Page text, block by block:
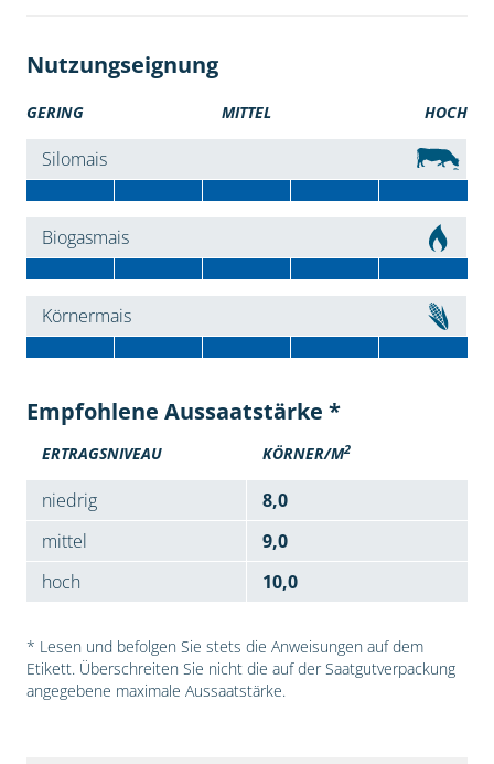
Nutzungseignung
GERING MITTEL HOCH
Silomais
Biogasmais
Körnermais
Empfohlene Aussaatstärke *
ERTRAGSNIVEAU KÖRNER/M2
niedrig
8,0
mittel
9,0
hoch
10,0
* Lesen und befolgen Sie stets die Anweisungen auf dem
Etikett. Überschreiten Sie nicht die auf der Saatgutverpackung
angegebene maximale Aussaatstärke.